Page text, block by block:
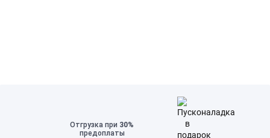
Отгрузка при 30%
предоплаты